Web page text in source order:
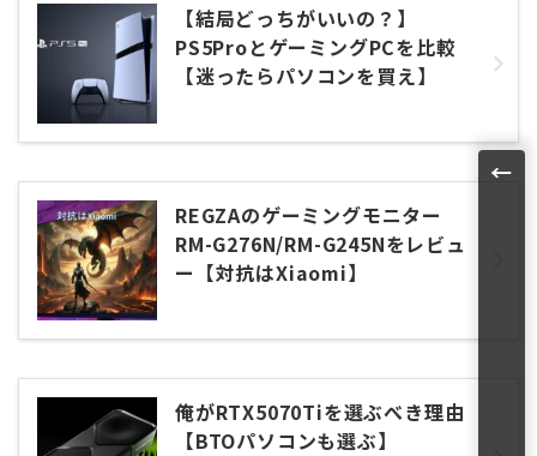
【結局どっちがいいの？】
PS5ProとゲーミングPCを比較
【迷ったらパソコンを買え】
REGZAのゲーミングモニター
RM-G276N/RM-G245Nをレビュ
ー【対抗はXiaomi】
俺がRTX5070Tiを選ぶべき理由
【BTOパソコンも選ぶ】
←